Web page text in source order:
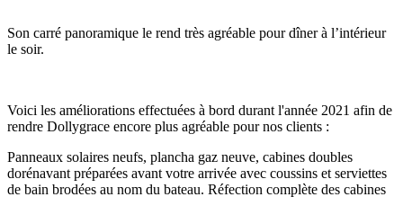
Son carré panoramique le rend très agréable pour dîner à l’intérieur
le soir.
Voici les améliorations effectuées à bord durant l'année 2021 afin de
rendre Dollygrace encore plus agréable pour nos clients :
Panneaux solaires neufs, plancha gaz neuve, cabines doubles
dorénavant préparées avant votre arrivée avec coussins et serviettes
de bain brodées au nom du bateau. Réfection complète des cabines